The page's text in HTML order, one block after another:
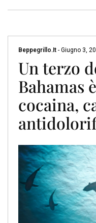
Beppegrillo.it - Giugno 3,
Un terzo
Bahamas
cocaina,